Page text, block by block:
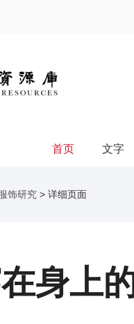
首页 文字
饰研究 > 详细页面
身上